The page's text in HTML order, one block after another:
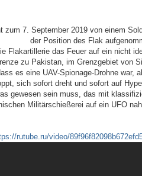
zum 7. September 2019 von einem
der Position des Flak
Flakartillerie das Feuer auf ein nicht
zu Pakistan, im Grenzgebiet von
es eine UAV-Spionage-Drohne war,
sich sofort dreht und sofort auf
gewesen sein muss, das mit
Militärschießerei auf ein UFO
rutube.ru/video/